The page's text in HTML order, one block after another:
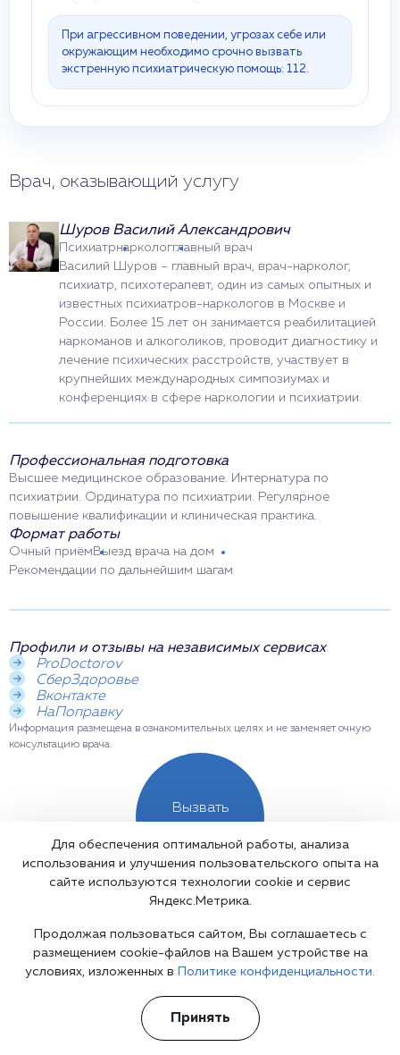
При агрессивном поведении, угрозах себе или
окружающим необходимо срочно вызвать
экстренную психиатрическую помощь: 112.
Врач, оказывающий услугу
Шуров Василий Александрович
Психиатрнаркологглавный врач
Василий Шуров – главный врач, врач-нарколог,
психиатр, психотерапевт, один из самых опытных и
известных психиатров-наркологов в Москве и
России. Более 15 лет он занимается реабилитацией
наркоманов и алкоголиков, проводит диагностику и
лечение психических расстройств, участвует в
крупнейших международных симпозиумах и
конференциях в сфере наркологии и психиатрии.
Профессиональная подготовка
Высшее медицинское образование. Интернатура по
психиатрии. Ординатура по психиатрии. Регулярное
повышение квалификации и клиническая практика.
Формат работы
Очный приём Выезд врача на дом
Рекомендации по дальнейшим шагам
Профили и отзывы на независимых сервисах
ProDoctorov
СберЗдоровье
Вконтакте
НаПоправку
Информация размещена в ознакомительных целях и не заменяет очную
консультацию врача.
Вызвать
врача
Доказательная база и медицинские
стандарты
I. Клинические рекомендации Минздрава РФ
Для обеспечения оптимальной работы, анализа
использования и улучшения пользовательского опыта на
сайте используются технологии cookie и сервис
Яндекс.Метрика.
Продолжая пользоваться сайтом, Вы соглашаетесь с
размещением cookie-файлов на Вашем устройстве на
условиях, изложенных в
Политике конфиденциальности.
Принять